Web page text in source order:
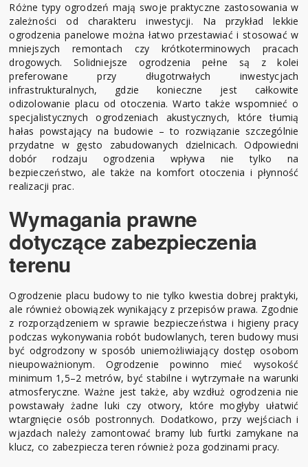
Różne typy ogrodzeń mają swoje praktyczne zastosowania w
zależności od charakteru inwestycji. Na przykład lekkie
ogrodzenia panelowe można łatwo przestawiać i stosować w
mniejszych remontach czy krótkoterminowych pracach
drogowych. Solidniejsze ogrodzenia pełne są z kolei
preferowane przy długotrwałych inwestycjach
infrastrukturalnych, gdzie konieczne jest całkowite
odizolowanie placu od otoczenia. Warto także wspomnieć o
specjalistycznych ogrodzeniach akustycznych, które tłumią
hałas powstający na budowie – to rozwiązanie szczególnie
przydatne w gęsto zabudowanych dzielnicach. Odpowiedni
dobór rodzaju ogrodzenia wpływa nie tylko na
bezpieczeństwo, ale także na komfort otoczenia i płynność
realizacji prac.
Wymagania prawne
dotyczące zabezpieczenia
terenu
Ogrodzenie placu budowy to nie tylko kwestia dobrej praktyki,
ale również obowiązek wynikający z przepisów prawa. Zgodnie
z rozporządzeniem w sprawie bezpieczeństwa i higieny pracy
podczas wykonywania robót budowlanych, teren budowy musi
być odgrodzony w sposób uniemożliwiający dostęp osobom
nieupoważnionym. Ogrodzenie powinno mieć wysokość
minimum 1,5–2 metrów, być stabilne i wytrzymałe na warunki
atmosferyczne. Ważne jest także, aby wzdłuż ogrodzenia nie
powstawały żadne luki czy otwory, które mogłyby ułatwić
wtargnięcie osób postronnych. Dodatkowo, przy wejściach i
wjazdach należy zamontować bramy lub furtki zamykane na
klucz, co zabezpiecza teren również poza godzinami pracy.